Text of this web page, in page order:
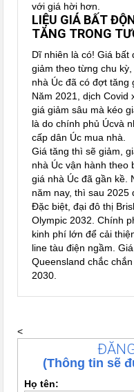
với giá hời hơn.
LIỆU GIÁ BẤT
TĂNG TRONG
Dĩ nhiên là có! Giá bất
giảm theo từng chu
nhà Úc đã có đợt tăng
Năm 2021, dịch Covid
giá giảm sâu mà kéo
là do chính phủ Úcvà
cấp dân Úc mua nhà.
Giá tăng thì sẽ giảm,
nhà Úc vận hành theo
giá nhà Úc đã gần kề.
năm nay, thì sau 2025
Đặc biệt, đại đô thị
Olympic 2032. Chính
kinh phí lớn để cải
line tàu điện ngầm.
Queensland chắc
2030.
<
(Thông tin sẽ
Họ tên: